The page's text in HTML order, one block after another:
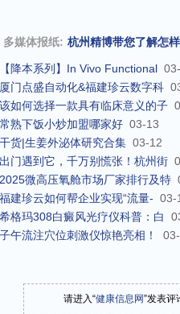
多媒体报纸: 杭州精博带您了解怎
【降本系列】In Vivo Functional
厦门点盛自动化&福建珍云数字科
该如何选择一款具有临床意义的子
常熟下饭小炒加盟哪家好 03-13
干货|生姜外泌体研究合集 03-12
出门遇到它，千万别慌张！杭州街
2025微高压氧舱市场厂家排行及特
福建珍云如何帮企业实现“流量- 03-
希格玛308白癜风光疗仪科普：白
子午流注穴位刺激仪惊艳亮相！
请进入“健康信息网”发表评